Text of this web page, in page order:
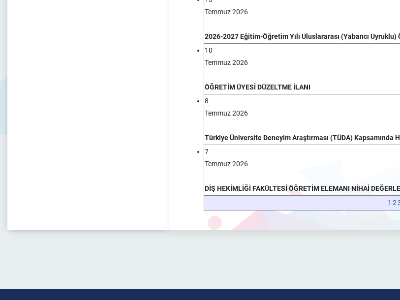
Temmuz 2026
2026-2027 Eğitim-Öğretim Yılı Uluslararası (Yabancı Uyruklu)
10
Temmuz 2026
ÖĞRETİM ÜYESİ DÜZELTME İLANI
8
Temmuz 2026
Türkiye Üniversite Deneyim Araştırması (TÜDA) Kapsamında
7
Temmuz 2026
DİŞ HEKİMLİĞİ FAKÜLTESİ ÖĞRETİM ELEMANI NİHAİ
1 2